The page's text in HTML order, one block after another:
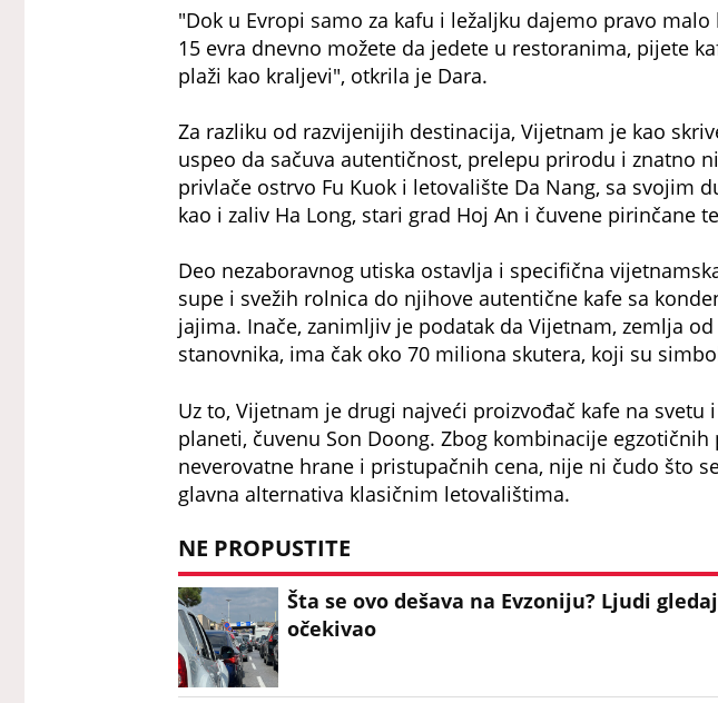
"Dok u Evropi samo za kafu i ležaljku dajemo pravo malo
15 evra dnevno možete da jedete u restoranima, pijete
plaži kao kraljevi", otkrila je Dara.
Za razliku od razvijenijih destinacija, Vijetnam je kao
uspeo da sačuva autentičnost, prelepu prirodu i znatno
privlače ostrvo Fu Kuok i letovalište Da Nang, sa svojim
kao i zaliv Ha Long, stari grad Hoj An i čuvene pirinčane
Deo nezaboravnog utiska ostavlja i specifična
supe i svežih rolnica do njihove autentične kafe sa
jajima. Inače, zanimljiv je podatak da Vijetnam, zemlja
stanovnika, ima čak oko 70 miliona skutera, koji su
Uz to, Vijetnam je drugi najveći proizvođač kafe na svetu
planeti, čuvenu Son Doong. Zbog kombinacije egzotičnih
neverovatne hrane i pristupačnih cena, nije ni čudo što
glavna alternativa klasičnim letovalištima.
NE PROPUSTITE
Šta se ovo dešava na Evzoniju? Ljudi
očekivao